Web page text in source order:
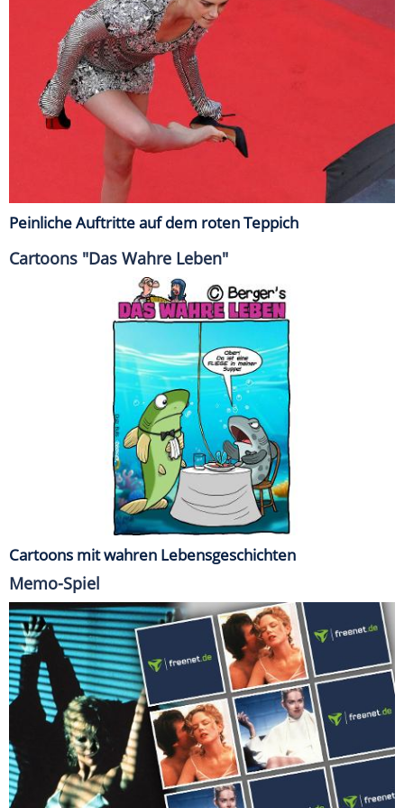
Peinliche Auftritte auf dem roten Teppich
Cartoons "Das Wahre Leben"
Cartoons mit wahren Lebensgeschichten
Memo-Spiel